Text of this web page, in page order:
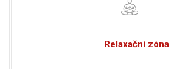
Relaxační zóna